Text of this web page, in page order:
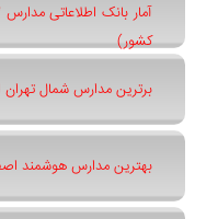
کشور)
برترین مدارس شمال تهران
بهترین مدارس هوشمند